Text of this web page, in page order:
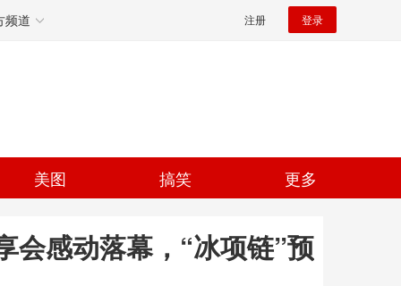
频道 注册 登录
美图 搞笑 更多
会感动落幕，“冰项链”预